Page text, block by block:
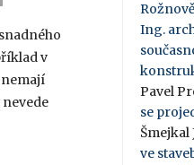
v
nemají
Ing.
Pavel
se
Šmejkal
ve